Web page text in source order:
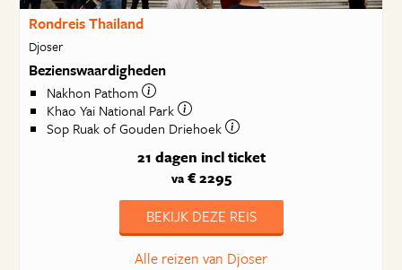
Rondreis Thailand
Djoser
Bezienswaardigheden
Nakhon Pathom
Khao Yai National Park
Sop Ruak of Gouden Driehoek
21 dagen incl ticket
va€ 2295
BEKIJK DEZE REIS
Alle reizen van Djoser